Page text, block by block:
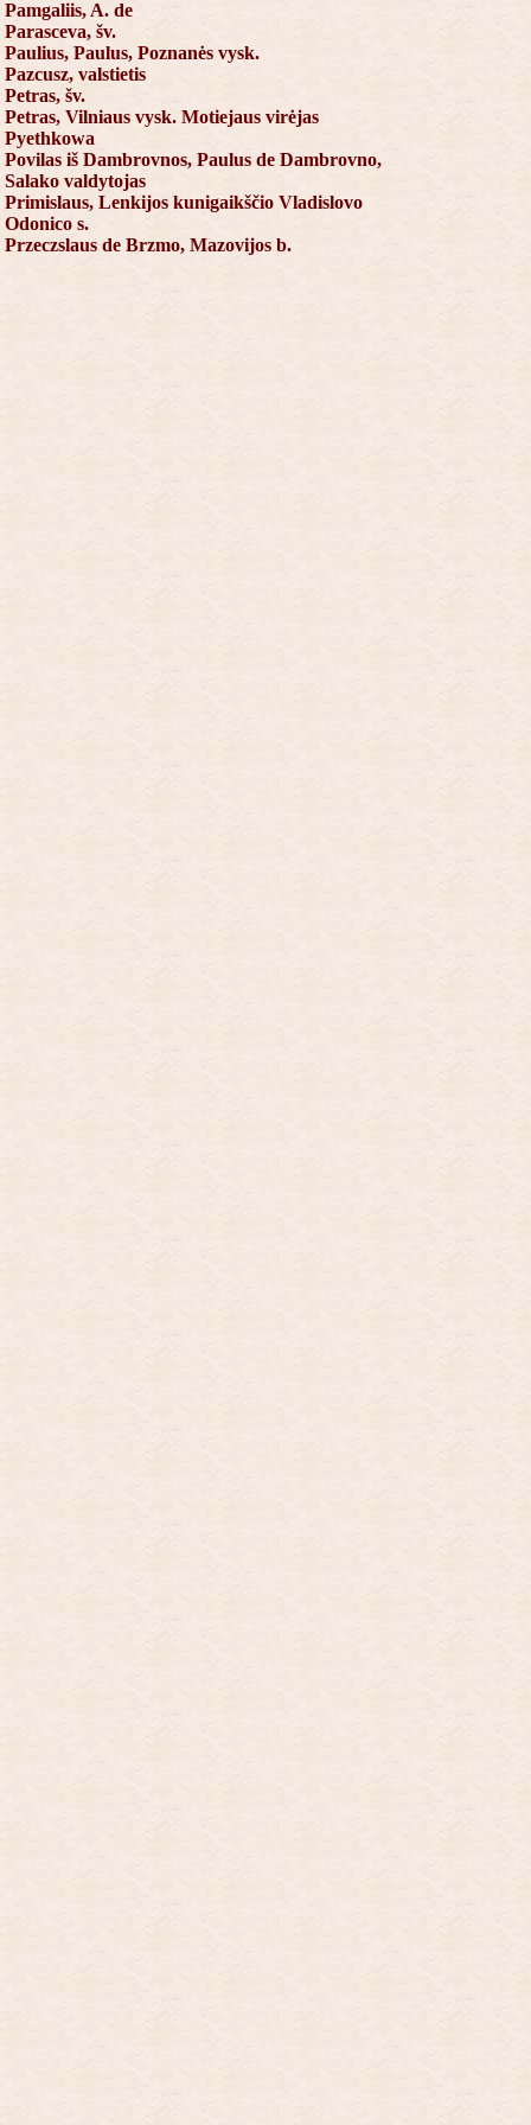
Pamgaliis, A. de
Parasceva, šv.
Paulius, Paulus, Poznanės vysk.
Pazcusz, valstietis
Petras, šv.
Petras, Vilniaus vysk. Motiejaus virėjas
Pyethkowa
Povilas iš Dambrovnos, Paulus de Dambrovno,
Salako valdytojas
Primislaus, Lenkijos kunigaikščio Vladislovo
Odonico s.
Przeczslaus de Brzmo, Mazovijos b.